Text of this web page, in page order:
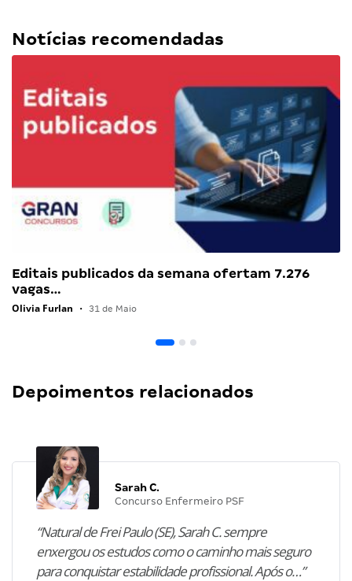
Notícias recomendadas
Editais publicados da semana ofertam 7.276
vagas…
Olivia Furlan • 31 de Maio
Depoimentos relacionados
Sarah C.
Concurso Enfermeiro PSF
“Natural de Frei Paulo (SE), Sarah C. sempre
enxergou os estudos como o caminho mais seguro
para conquistar estabilidade profissional. Após o…”